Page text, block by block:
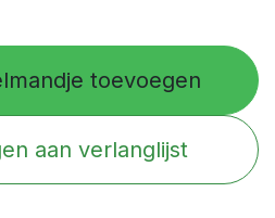
toevoegen
aan verlanglijst